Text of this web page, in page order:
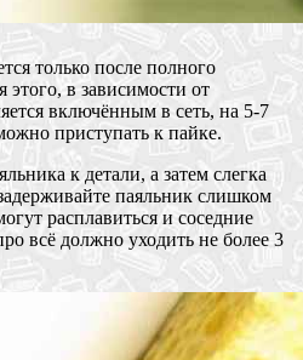
только после полного
этого, в зависимости от
включённым в сеть, на 5-7
приступать к пайке.
к детали, а затем слегка
паяльник слишком
расплавиться и соседние
всё должно уходить не более 3